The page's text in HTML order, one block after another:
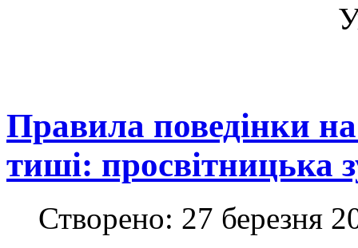
Правила поведінки на
тиші: просвітницька
Створено: 27 березня